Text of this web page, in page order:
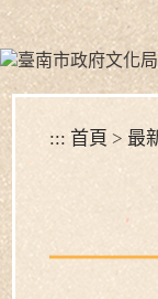
跳
到
主
要
內
容
塊
::: 首頁 > 最